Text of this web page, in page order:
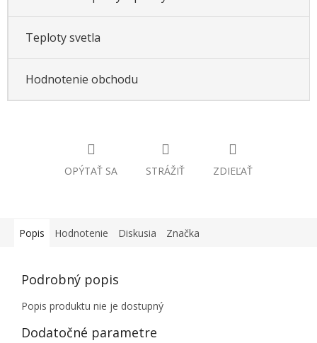
Teploty svetla
Hodnotenie obchodu
OPÝTAŤ SA STRÁŽIŤ ZDIEĽAŤ
Popis Hodnotenie Diskusia Značka
Podrobný popis
Popis produktu nie je dostupný
Dodatočné parametre